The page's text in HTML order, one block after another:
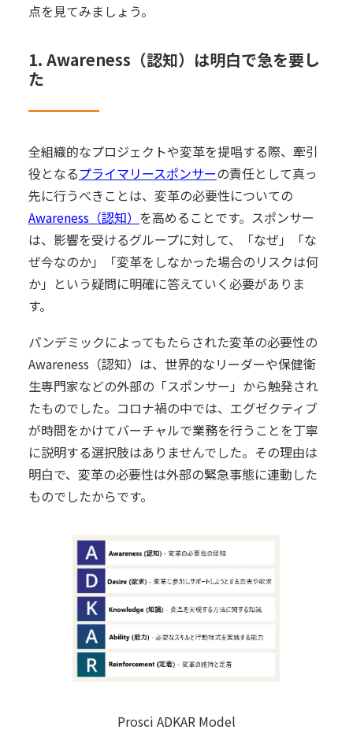
点を見てみましょう。
1. Awareness（認知）は明白で急を要し
た
全組織的なプロジェクトや変革を提唱する際、牽引
役となるプライマリースポンサーの責任として真っ
先に行うべきことは、変革の必要性についての
Awareness（認知） を高めることです。スポンサー
は、影響を受けるグループに対して、「なぜ」「な
ぜ今なのか」「変革をしなかった場合のリスクは何
か」という疑問に明確に答えていく必要がありま
す。
パンデミックによってもたらされた変革の必要性の
Awareness（認知）は、世界的なリーダーや保健衛
生専門家などの外部の「スポンサー」から触発され
たものでした。コロナ禍の中では、エグゼクティブ
が時間をかけてバーチャルで業務を行うことを丁寧
に説明する選択肢はありませんでした。その理由は
明白で、変革の必要性は外部の緊急事態に連動した
ものでしたからです。
Prosci ADKAR Model